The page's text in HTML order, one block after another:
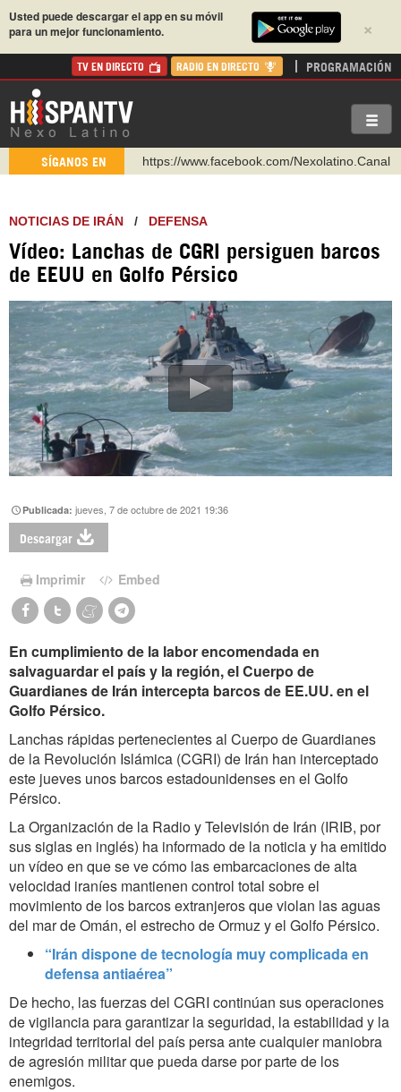
×
Usted puede descargar el app en su móvil
para un mejor funcionamiento.
TV EN DIRECTO RADIO EN DIRECTO PROGRAMACIÓN
SÍGANOS EN
https://www.facebook.com/Nexolatino.Canal
http://twitter.com/nexo_latino
https://t.me/hispantvcanal
https://urmedium.com/c/hispantv
Instagram como: hispan_tv
NOTICIAS DE IRÁN / DEFENSA
Vídeo: Lanchas de CGRI persiguen barcos
de EEUU en Golfo Pérsico
Publicada:jueves, 7 de octubre de 2021 19:36
Descargar
Imprimir Embed
En cumplimiento de la labor encomendada en
salvaguardar el país y la región, el Cuerpo de
Guardianes de Irán intercepta barcos de EE.UU. en el
Golfo Pérsico.
Lanchas rápidas pertenecientes al Cuerpo de Guardianes
de la Revolución Islámica (CGRI) de Irán han interceptado
este jueves unos barcos estadounidenses en el Golfo
Pérsico.
La Organización de la Radio y Televisión de Irán (IRIB, por
sus siglas en inglés) ha informado de la noticia y ha emitido
un vídeo en que se ve cómo las embarcaciones de alta
velocidad iraníes mantienen control total sobre el
movimiento de los barcos extranjeros que violan las aguas
del mar de Omán, el estrecho de Ormuzy el Golfo Pérsico.
“Irán dispone de tecnología muy complicada en
defensa antiaérea”
De hecho, las fuerzas del CGRI continúan sus operaciones
de vigilancia para garantizar la seguridad, la estabilidad y la
integridad territorial del país persa ante cualquier maniobra
de agresión militar que pueda darse por parte de los
enemigos.